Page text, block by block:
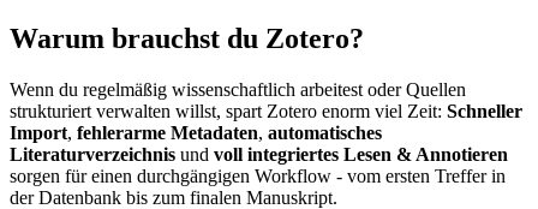
Warum brauchst du Zotero?
Wenn du regelmäßig wissenschaftlich arbeitest oder Quellen
strukturiert verwalten willst, spart Zotero enorm viel Zeit: Schneller
Import, fehlerarme Metadaten, automatisches
Literaturverzeichnis und voll integriertes Lesen & Annotieren
sorgen für einen durchgängigen Workflow - vom ersten Treffer in
der Datenbank bis zum finalen Manuskript.